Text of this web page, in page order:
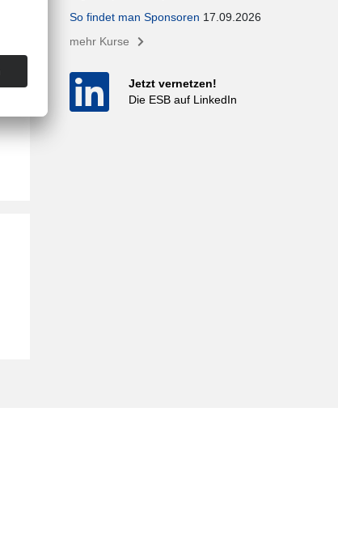
So findet man Sponsoren 17.09.2026
mehr Kurse
Jetzt vernetzen!
Die ESB auf LinkedIn